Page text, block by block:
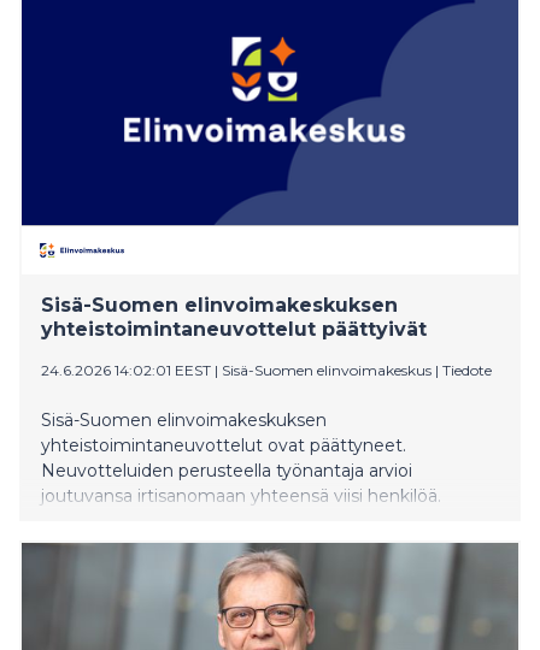
prosenttiyksikköä. Tiedot perustuvat KEHA-keskuksen
Sisä-Suomen elinvoimakeskuksen
yhteistoimintaneuvottelut päättyivät
24.6.2026 14:02:01 EEST | Sisä-Suomen elinvoimakeskus | Tiedote
Sisä-Suomen elinvoimakeskuksen
yhteistoimintaneuvottelut ovat päättyneet.
Neuvotteluiden perusteella työnantaja arvioi
joutuvansa irtisanomaan yhteensä viisi henkilöä.